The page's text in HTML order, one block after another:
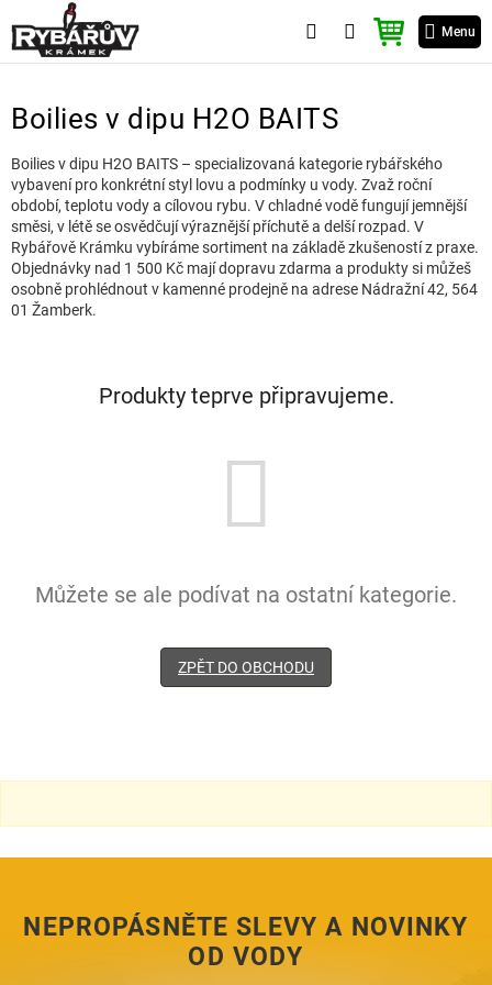
na
obsah
Menu
NÁKUPNÍ
KOŠÍK
Boilies v dipu H2O BAITS
Boilies v dipu H2O BAITS – specializovaná kategorie rybářského
vybavení pro konkrétní styl lovu a podmínky u vody. Zvaž roční
období, teplotu vody a cílovou rybu. V chladné vodě fungují jemnější
směsi, v létě se osvědčují výraznější příchutě a delší rozpad. V
Rybářově Krámku vybíráme sortiment na základě zkušeností z praxe.
Objednávky nad 1 500 Kč mají dopravu zdarma a produkty si můžeš
osobně prohlédnout v kamenné prodejně na adrese Nádražní 42, 564
01 Žamberk.
Produkty teprve připravujeme.
Můžete se ale podívat na ostatní kategorie.
ZPĚT DO OBCHODU
NEPROPÁSNĚTE SLEVY A NOVINKY
OD VODY